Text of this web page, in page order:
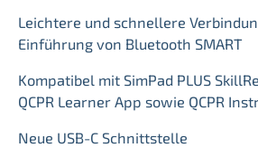
Leichtere und schnellere
Einführung von Bluetooth SMART
Kompatibel mit SimPad PLUS
QCPR Learner App sowie QCPR
Neue USB-C Schnittstelle